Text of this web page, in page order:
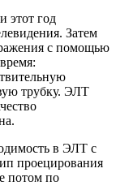
этот год
Затем
с помощью
трубку. ЭЛТ
в ЭЛТ с
проецирования
потом по